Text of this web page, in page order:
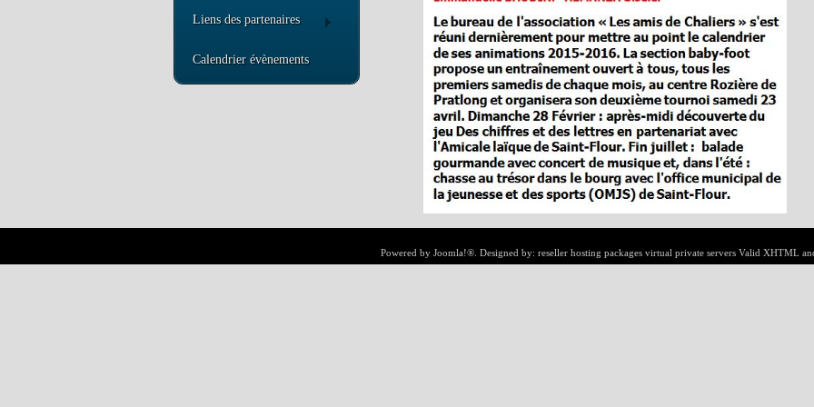
Liens des partenaires
Calendrier évènements
Powered by Joomla!® . Designed by: reseller hosting packages virtual private servers Valid XHTML